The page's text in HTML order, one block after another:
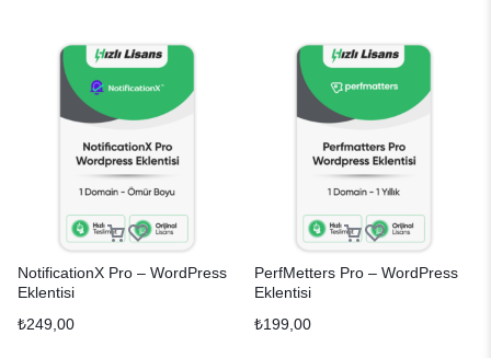
NotificationX Pro – WordPress
Eklentisi
₺249,00
PerfMetters Pro – WordPress
Eklentisi
₺199,00